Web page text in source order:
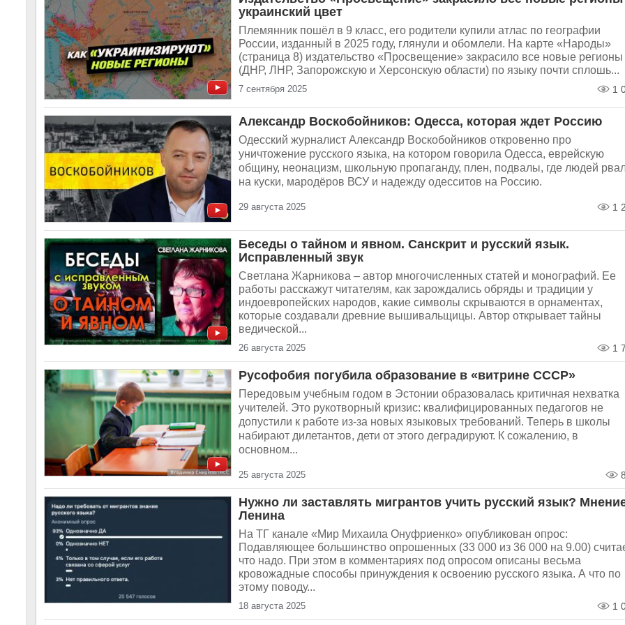
украинский цвет
Племянник пошёл в 9 класс, его родители купили атлас по географии
России, изданный в 2025 году, глянули и обомлели. На карте «Народы»
(страница 8) издательство «Просвещение» закрасило все новые регионы
(ДНР, ЛНР, Запорожскую и Херсонскую области) по языку почти сплошь...
7 сентября 2025 1
Александр Воскобойников: Одесса, которая ждет Россию
Одесский журналист Александр Воскобойников откровенно про
уничтожение русского языка, на котором говорила Одесса, еврейскую
общину, неонацизм, школьную пропаганду, плен, подвалы, где людей
на куски, мародёров ВСУ и надежду одесситов на Россию.
29 августа 2025 1
Беседы о тайном и явном. Санскрит и русский язык.
Исправленный звук
Светлана Жарникова – автор многочисленных статей и монографий. Ее
работы расскажут читателям, как зарождались обряды и традиции у
индоевропейских народов, какие символы скрываются в орнаментах,
которые создавали древние вышивальщицы. Автор открывает тайны
ведической...
26 августа 2025 1
Русофобия погубила образование в «витрине СССР»
Передовым учебным годом в Эстонии образовалась критичная нехватка
учителей. Это рукотворный кризис: квалифицированных педагогов не
допустили к работе из-за новых языковых требований. Теперь в школы
набирают дилетантов, дети от этого деградируют. К сожалению, в
основном...
25 августа 2025
Нужно ли заставлять мигрантов учить русский язык?
Ленина
На ТГ канале «Мир Михаила Онуфриенко» опубликован опрос:
Подавляющее большинство опрошенных (33 000 из 36 000 на 9.00)
что надо. При этом в комментариях под опросом описаны весьма
кровожадные способы принуждения к освоению русского языка. А что по
этому поводу...
18 августа 2025 1